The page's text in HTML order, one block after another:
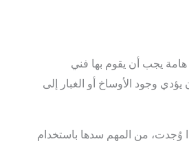
يجب أن يقوم بها فني
وجود الأوساخ أو الغبار إلى
وُجدت، من المهم سدها باستخدام